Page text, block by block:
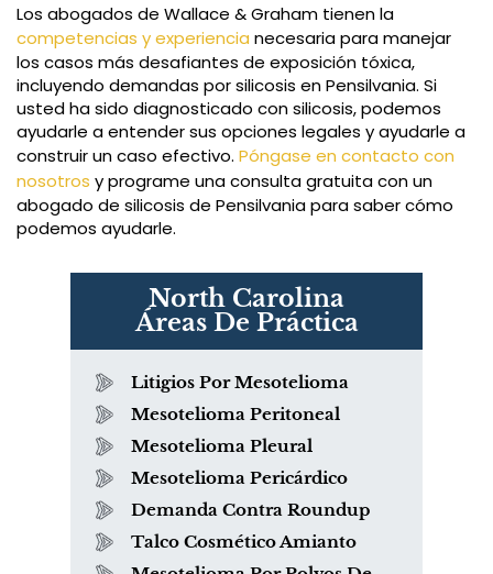
Los abogados de Wallace & Graham tienen la
competencias y experiencia necesaria para manejar
los casos más desafiantes de exposición tóxica,
incluyendo demandas por silicosis en Pensilvania. Si
usted ha sido diagnosticado con silicosis, podemos
ayudarle a entender sus opciones legales y ayudarle a
construir un caso efectivo. Póngase en contacto con
nosotros y programe una consulta gratuita con un
abogado de silicosis de Pensilvania para saber cómo
podemos ayudarle.
North Carolina
Áreas De Práctica
Litigios Por Mesotelioma
Mesotelioma Peritoneal
Mesotelioma Pleural
Mesotelioma Pericárdico
Demanda Contra Roundup
Talco Cosmético Amianto